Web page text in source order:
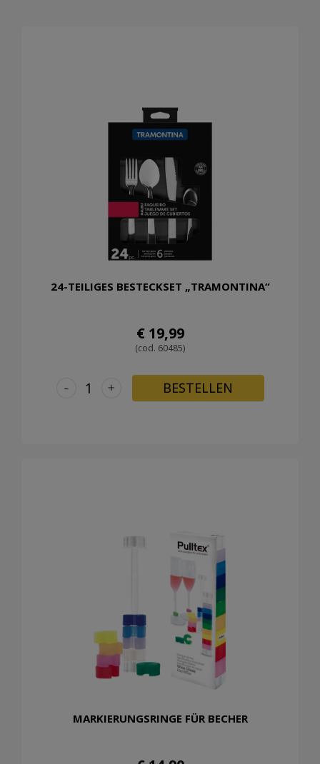
24-TEILIGES BESTECKSET „TRAMONTINA“
€ 19,99
(cod. 60485)
+
- BESTELLEN
MARKIERUNGSRINGE FÜR BECHER